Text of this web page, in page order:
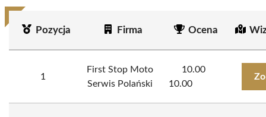
Pozycja Firma Ocena
1
First Stop Moto
Serwis Polański
10.00
10.00